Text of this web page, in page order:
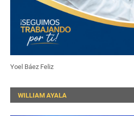
Yoel Báez Feliz
WILLIAM AYALA